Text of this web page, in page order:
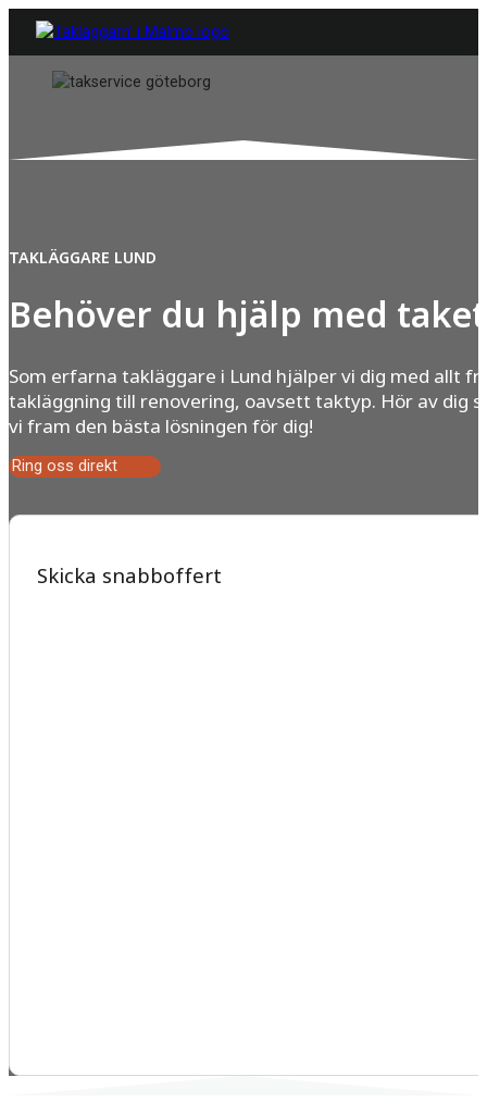
TAKLÄGGARE LUND
Behöver du hjälp med
Som erfarna takläggare i Lund hjälper vi dig med allt
takläggning till renovering, oavsett taktyp. Hör av dig
vi fram den bästa lösningen för dig!
Ring oss direkt
Skicka snabboffert